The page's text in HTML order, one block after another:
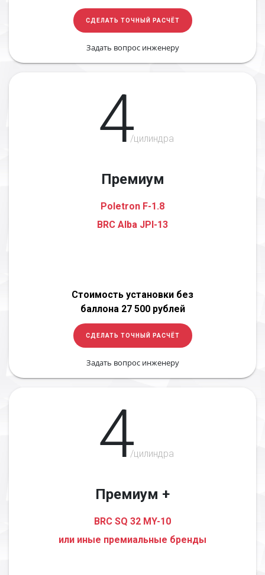
СДЕЛАТЬ ТОЧНЫЙ РАСЧЁТ
Задать вопрос инженеру
4/цилиндра
Премиум
Poletron F-1.8
BRC Alba JPI-13
Стоимость установки без
баллона 27 500 рублей
СДЕЛАТЬ ТОЧНЫЙ РАСЧЁТ
Задать вопрос инженеру
4/цилиндра
Премиум +
BRC SQ 32 MY-10
или иные премиальные бренды